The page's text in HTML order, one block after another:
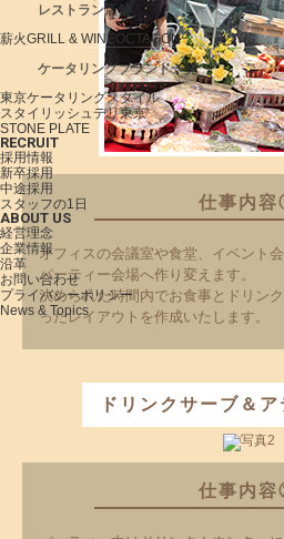
レストラン店舗
薪火GRILL & WINEOCTAGON
ケータリングブランド一覧
東京ケータリングスタイル
スタイリッシュデリ東京
STONE PLATE
RECRUIT
採用情報
新卒採用
中途採用
スタッフの1日
ABOUT US
経営理念
企業情報
沿革
お問い合わせ
プライバシーポリシー
News & Topics
仕事内
オフィスの会議室や食堂、イベント
パーティー会場へ作り変えます。
決められた時間内でお食事とドリンク
ったレイアウトを作成いたします。
ドリンクサーブ＆ア
仕事内